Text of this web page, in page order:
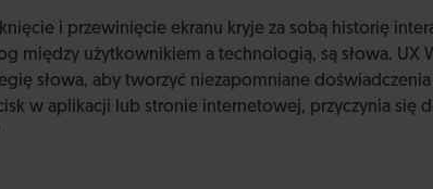
i przewinięcie ekranu kryje za sobą historię
między użytkownikiem a technologią, są słowa. UX
słowa, aby tworzyć niezapomniane
w aplikacji lub stronie internetowej, przyczynia się